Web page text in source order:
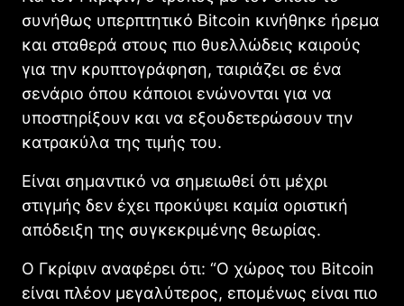
συνήθως υπερπτητικό Bitcoin κινήθηκε ήρεμα
και σταθερά στους πιο θυελλώδεις καιρούς
για την κρυπτογράφηση, ταιριάζει σε ένα
σενάριο όπου κάποιοι ενώνονται για να
υποστηρίξουν και να εξουδετερώσουν την
κατρακύλα της τιμής του.
Είναι σημαντικό να σημειωθεί ότι μέχρι
στιγμής δεν έχει προκύψει καμία οριστική
απόδειξη της συγκεκριμένης θεωρίας.
Ο Γκρίφιν αναφέρει ότι: “Ο χώρος του Bitcoin
είναι πλέον μεγαλύτερος, επομένως είναι πιο